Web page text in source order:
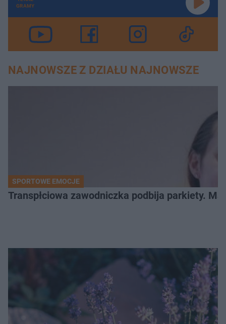
GRAMY
NAJNOWSZE Z DZIAŁU NAJNOWSZE
SPORTOWE EMOCJE
Transpłciowa zawodniczka podbija parkiety.